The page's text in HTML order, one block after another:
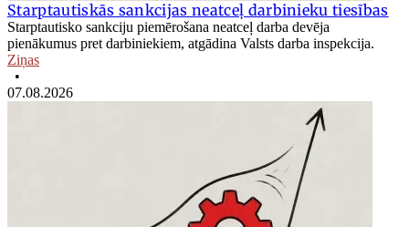
Starptautiskās sankcijas neatceļ darbinieku tiesības
Starptautisko sankciju piemērošana neatceļ darba devēja
pienākumus pret darbiniekiem, atgādina Valsts darba inspekcija.
Ziņas
•
07.08.2026